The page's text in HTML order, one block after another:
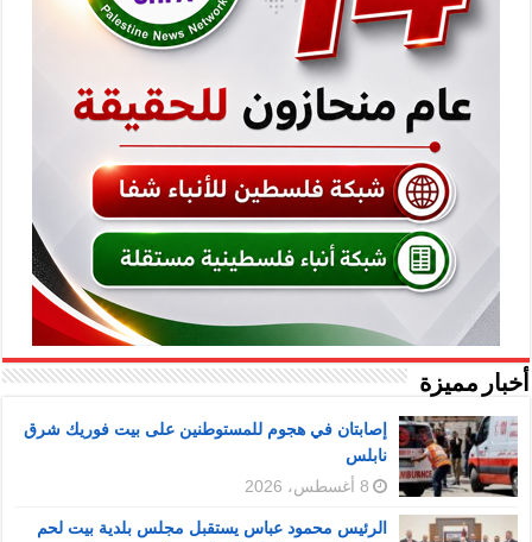
أخبار مميزة
إصابتان في هجوم للمستوطنين على بيت فوريك شرق
نابلس
8 أغسطس، 2026
الرئيس محمود عباس يستقبل مجلس بلدية بيت لحم